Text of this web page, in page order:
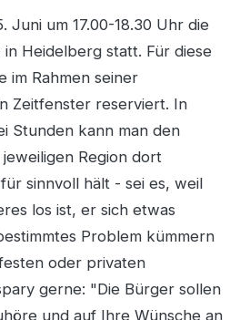
Juni um 17.00-18.30 Uhr die
Heidelberg statt. Für diese
im Rahmen seiner
Zeitfenster reserviert. In
Stunden kann man den
Region dort
sinnvoll hält - sei es, weil
los ist, er sich etwas
Problem kümmern
oder privaten
gerne: "Die Bürger sollen
und auf Ihre Wünsche an